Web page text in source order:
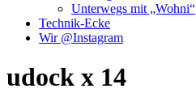
Unterwegs mit „Wohni“
Technik-Ecke
Wir @Instagram
udock x 14